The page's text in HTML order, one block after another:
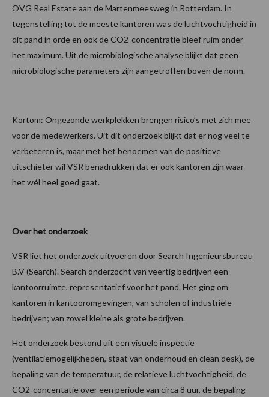
OVG Real Estate aan de Martenmeesweg in Rotterdam. In
tegenstelling tot de meeste kantoren was de luchtvochtigheid in
dit pand in orde en ook de CO2-concentratie bleef ruim onder
het maximum. Uit de microbiologische analyse blijkt dat geen
microbiologische parameters zijn aangetroffen boven de norm.
Kortom: Ongezonde werkplekken brengen risico’s met zich mee
voor de medewerkers. Uit dit onderzoek blijkt dat er nog veel te
verbeteren is, maar met het benoemen van de positieve
uitschieter wil VSR benadrukken dat er ook kantoren zijn waar
het wél heel goed gaat.
Over het onderzoek
VSR liet het onderzoek uitvoeren door Search Ingenieursbureau
B.V (Search). Search onderzocht van veertig bedrijven een
kantoorruimte, representatief voor het pand. Het ging om
kantoren in kantooromgevingen, van scholen of industriële
bedrijven; van zowel kleine als grote bedrijven.
Het onderzoek bestond uit een visuele inspectie
(ventilatiemogelijkheden, staat van onderhoud en clean desk), de
bepaling van de temperatuur, de relatieve luchtvochtigheid, de
CO2-concentatie over een periode van circa 8 uur, de bepaling